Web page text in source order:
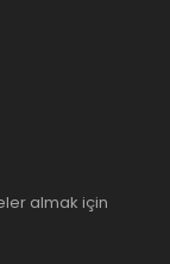
almak için